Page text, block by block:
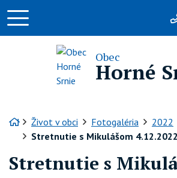
Obec
Horné
Úvodná stránka
Život v obci Fotogaléria
2022
Stretnutie s Mikulášom 4.12.2022
Stretnutie s